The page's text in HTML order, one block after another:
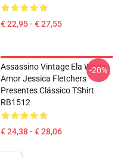
€ 22,95 - € 27,55
Assassino Vintage Ela Wrote
Amor Jessica Fletchers
Presentes Clássico TShirt
RB1512
€ 24,38 - € 28,06
-20%